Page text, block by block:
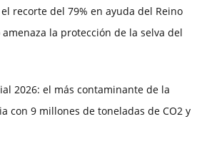
recorte del 79% en ayuda del Reino
amenaza la protección de la selva del
2026: el más contaminante de la
con 9 millones de toneladas de CO2 y